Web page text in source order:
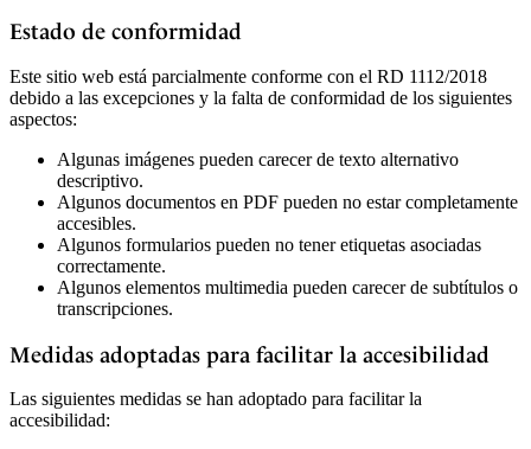
Estado de conformidad
Este sitio web está parcialmente conforme con el RD 1112/2018
debido a las excepciones y la falta de conformidad de los siguientes
aspectos:
Algunas imágenes pueden carecer de texto alternativo
descriptivo.
Algunos documentos en PDF pueden no estar completamente
accesibles.
Algunos formularios pueden no tener etiquetas asociadas
correctamente.
Algunos elementos multimedia pueden carecer de subtítulos o
transcripciones.
Medidas adoptadas para facilitar la accesibilidad
Las siguientes medidas se han adoptado para facilitar la
accesibilidad: